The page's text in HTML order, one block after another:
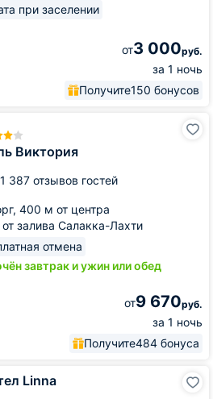
при заселении
от3 000руб.
за 1 ночь
Получите150 бонусов
Виктория
1 387 отзывов гостей
400 м от центра
залива Салакка-Лахти
отмена
завтрак и ужин или обед
от9 670руб.
за 1 ночь
Получите484 бонуса
Linna